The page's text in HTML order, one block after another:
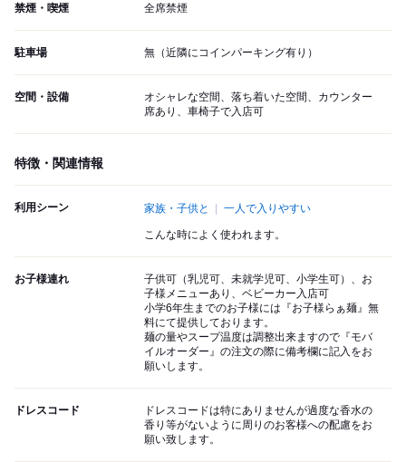
禁煙・喫煙 全席禁煙
駐車場 無（近隣にコインパーキング有り）
空間・設備
オシャレな空間、落ち着いた空間、カウンター
席あり、車椅子で入店可
特徴・関連情報
利用シーン 家族・子供と 一人で入りやすい
こんな時によく使われます。
お子様連れ
子供可（乳児可、未就学児可、小学生可）、お
子様メニューあり、ベビーカー入店可
小学6年生までのお子様には『お子様らぁ麺』無
料にて提供しております。
麺の量やスープ温度は調整出来ますので『モバ
イルオーダー』の注文の際に備考欄に記入をお
願いします。
ドレスコード
ドレスコードは特にありませんが過度な香水の
香り等がないように周りのお客様への配慮をお
願い致します。